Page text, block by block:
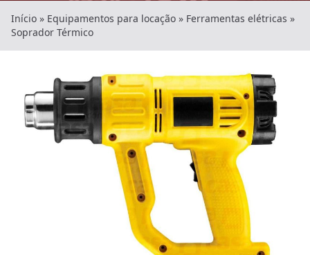
Início » Equipamentos para locação » Ferramentas elétricas »
Soprador Térmico